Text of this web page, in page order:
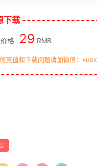
下载
格 29 RMB
充值和下载问题请加微信：